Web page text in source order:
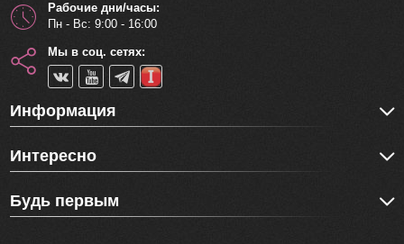
Рабочие дни/часы:
Пн - Вс: 9:00 - 16:00
Мы в соц. сетях:
Информация
Интересно
Будь первым